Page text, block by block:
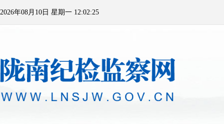
2026年08月10日 星期一 12:02:25